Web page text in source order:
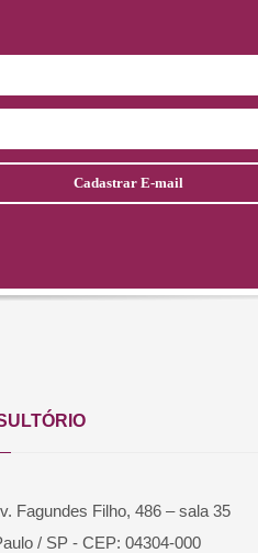
Fagundes Filho, 486 – sala 35
/ SP - CEP: 04304-000